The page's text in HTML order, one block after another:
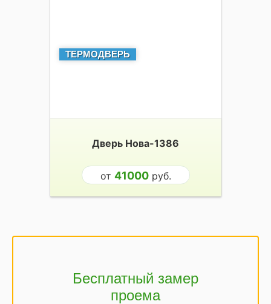
ТЕРМОДВЕРЬ
Дверь Нова-1386
от 41000руб.
Бесплатный замер
проема